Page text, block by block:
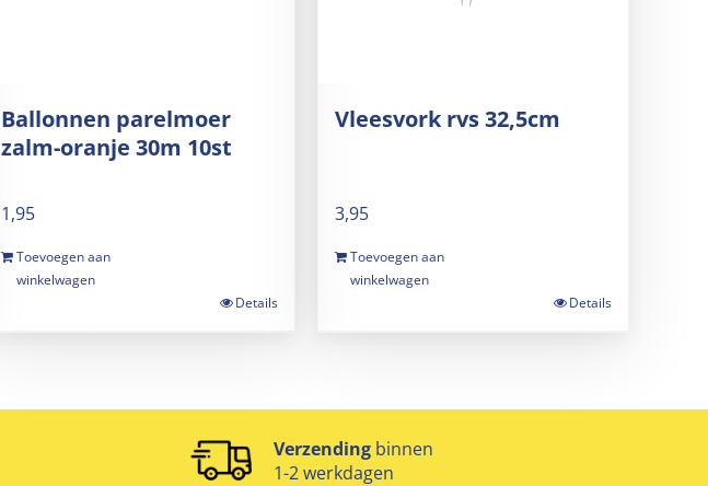
Ballonnen parelmoer
zalm-oranje 30m 10st
1,95
Toevoegen aan
winkelwagen
Details
Vleesvork rvs 32,5cm
3,95
Toevoegen aan
winkelwagen
Details
Verzendingbinnen
1-2 werkdagen